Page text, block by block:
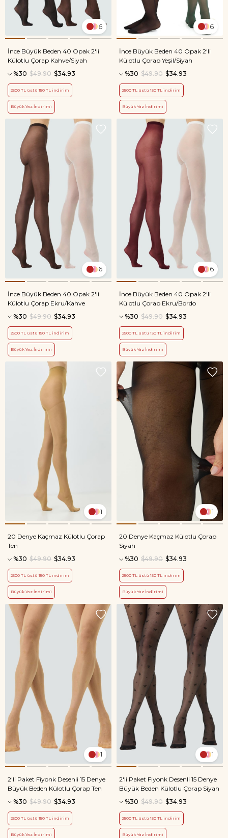
6
İnce Büyük Beden 40 Opak 2'li
Külotlu Çorap Kahve/Siyah
%30
$34.93
$49.90
2500 TL üstü 150 TL indirim
Büyük Yaz İndirimi
6
İnce Büyük Beden 40 Opak 2'li
Külotlu Çorap Yeşil/Siyah
%30
$34.93
$49.90
2500 TL üstü 150 TL indirim
Büyük Yaz İndirimi
6
İnce Büyük Beden 40 Opak 2'li
Külotlu Çorap Ekru/Kahve
%30
$34.93
$49.90
2500 TL üstü 150 TL indirim
Büyük Yaz İndirimi
6
İnce Büyük Beden 40 Opak 2'li
Külotlu Çorap Ekru/Bordo
%30
$34.93
$49.90
2500 TL üstü 150 TL indirim
Büyük Yaz İndirimi
1
20 Denye Kaçmaz Külotlu Çorap
Ten
%30
$34.93
$49.90
2500 TL üstü 150 TL indirim
Büyük Yaz İndirimi
1
20 Denye Kaçmaz Külotlu Çorap
Siyah
%30
$34.93
$49.90
2500 TL üstü 150 TL indirim
Büyük Yaz İndirimi
1
2'li Paket Fiyonk Desenli 15 Denye
Büyük Beden Külotlu Çorap Ten
%30
$34.93
$49.90
2500 TL üstü 150 TL indirim
Büyük Yaz İndirimi
1
2'li Paket Fiyonk Desenli 15 Denye
Büyük Beden Külotlu Çorap Siyah
%30
$34.93
$49.90
2500 TL üstü 150 TL indirim
Büyük Yaz İndirimi